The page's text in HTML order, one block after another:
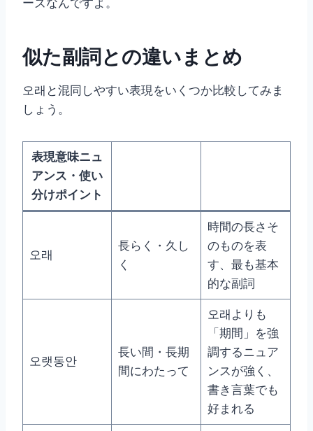
似た副詞との違いまとめ
오래と混同しやすい表現をいくつか比較してみま
しょう。
表現意味ニュ
アンス・使い
分けポイント
오래
長らく・久し
く
時間の長さそ
のものを表
す、最も基本
的な副詞
오랫동안
長い間・長期
間にわたって
오래よりも
「期間」を強
調するニュア
ンスが強く、
書き言葉でも
好まれる